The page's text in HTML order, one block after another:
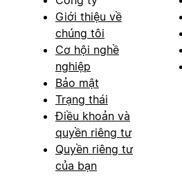
Giới thiệu về
chúng tôi
Cơ hội nghề
nghiệp
Bảo mật
Trạng thái
Điều khoản và
quyền riêng tư
Quyền riêng tư
của bạn